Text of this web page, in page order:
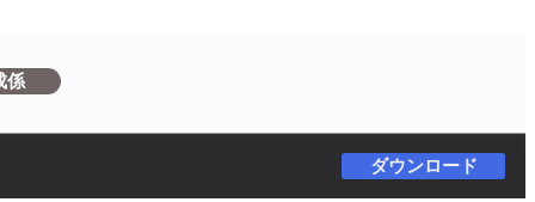
係
ダウンロード